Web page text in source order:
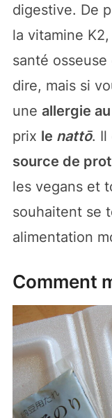
digestive. De
la vitamine
santé
dire, mais si
une allergie
prix le nattō. Il
source de
les vegans et
souhaitent se
alimentation
Comment